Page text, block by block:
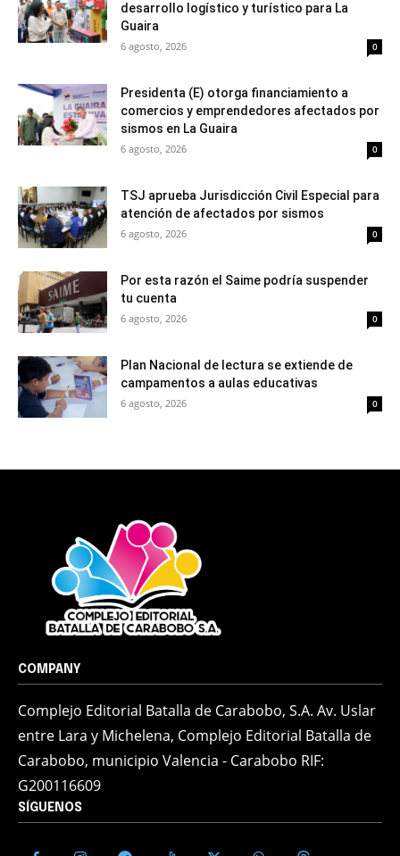
desarrollo logístico y turístico para La
Guaira
6 agosto, 2026 0
Presidenta (E) otorga financiamiento a
comercios y emprendedores afectados por
sismos en La Guaira
6 agosto, 2026 0
TSJ aprueba Jurisdicción Civil Especial para
atención de afectados por sismos
6 agosto, 2026 0
Por esta razón el Saime podría suspender
tu cuenta
6 agosto, 2026 0
Plan Nacional de lectura se extiende de
campamentos a aulas educativas
6 agosto, 2026 0
COMPANY
Complejo Editorial Batalla de Carabobo, S.A. Av. Uslar
entre Lara y Michelena, Complejo Editorial Batalla de
Carabobo, municipio Valencia - Carabobo RIF:
G200116609
SÍGUENOS